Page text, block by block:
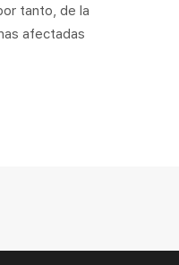
tanto, de la
afectadas